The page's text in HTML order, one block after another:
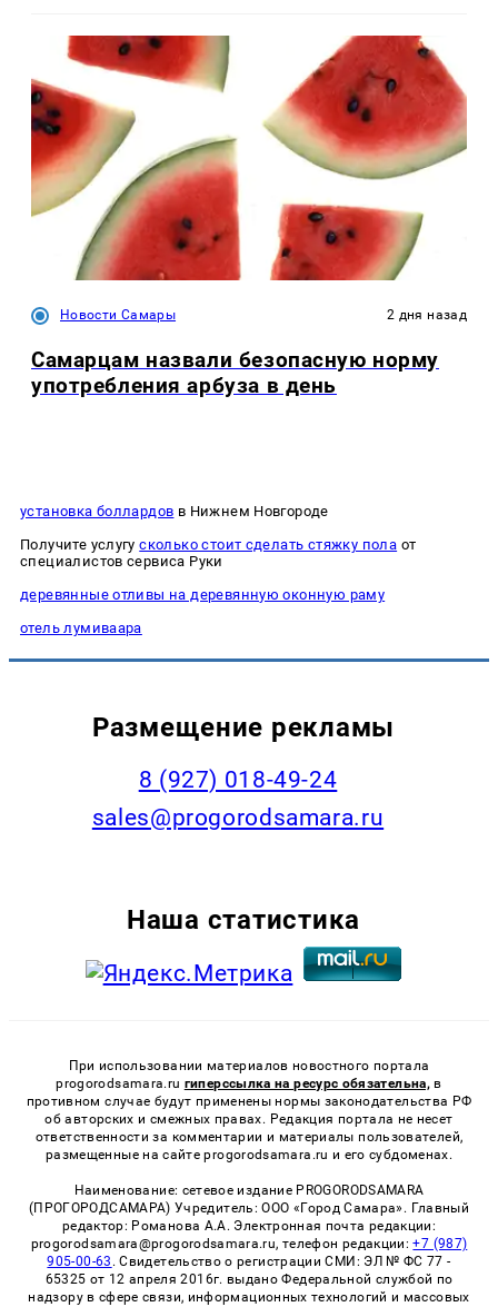
Новости Самары 2 дня назад
Самарцам назвали безопасную норму
употребления арбуза в день
установка боллардов в Нижнем Новгороде
Получите услугусколько стоит сделать стяжку пола от
специалистов сервиса Руки
деревянные отливы на деревянную оконную раму
отель лумиваара
Размещение рекламы
8 (927) 018-49-24
sales@progorodsamara.ru
Наша статистика
При использовании материалов новостного портала
progorodsamara.ru гиперссылка на ресурс обязательна, в
противном случае будут применены нормы законодательства РФ
об авторских и смежных правах. Редакция портала не несет
ответственности за комментарии и материалы пользователей,
размещенные на сайте progorodsamara.ru и его субдоменах.
Наименование: сетевое издание PROGORODSAMARA
(ПРОГОРОДСАМАРА) Учредитель: ООО «Город Самара». Главный
редактор: Романова А.А. Электронная почта редакции:
progorodsamara@progorodsamara.ru, телефон редакции:+7 (987)
905-00-63 . Свидетельство о регистрации СМИ: ЭЛ № ФС 77 -
65325 от 12 апреля 2016г. выдано Федеральной службой по
надзору в сфере связи, информационных технологий и массовых